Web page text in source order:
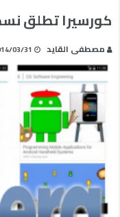
كورسيرا تطلق
مصطفى القايد 03/31